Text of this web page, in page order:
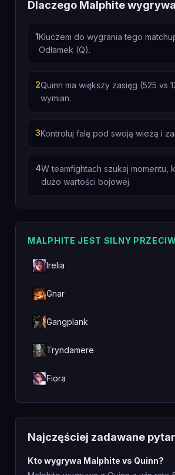
Dlaczego Malphite
1Kluczem do wygrania tego
Odłamek (Q).
2Quinn ma większy zasięg (525 vs
wymian.
3Kontroluj falę pod swoją wieżą i
4W teamfightach szukaj momentu,
dużo wartości bojowej.
MALPHITE JEST SILNY
Irelia
Gnar
Gangplank
Tryndamere
Fiora
Najczęściej zadawane
Kto wygrywa Malphite vs Quinn?